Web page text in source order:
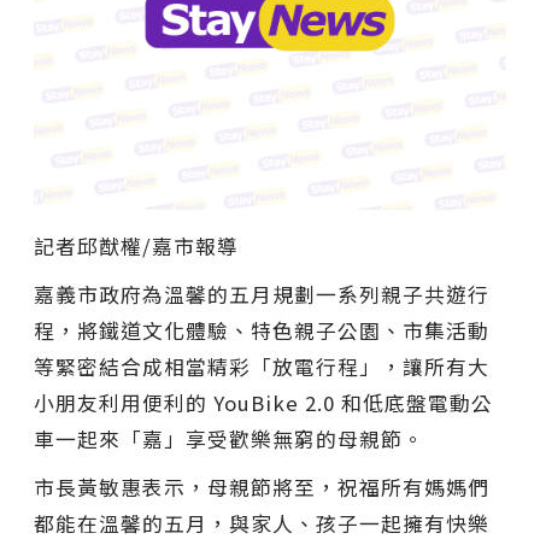
記者邱猷權/嘉市報導
嘉義市政府為溫馨的五月規劃一系列親子共遊行
程，將鐵道文化體驗、特色親子公園、市集活動
等緊密結合成相當精彩「放電行程」，讓所有大
小朋友利用便利的 YouBike 2.0 和低底盤電動公
車一起來「嘉」享受歡樂無窮的母親節。
市長黃敏惠表示，母親節將至，祝福所有媽媽們
都能在溫馨的五月，與家人、孩子一起擁有快樂